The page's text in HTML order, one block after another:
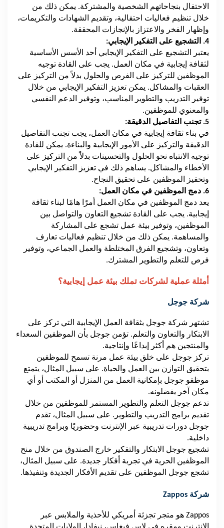
الاحتفال بنجاحاتهم الشخصية والمشتركة. يمكن ذلك من
خلال تنظيم فعاليات احتفالية، وتقديم الشهادات والتكريمات،
وإظهار الفخر والاعتزاز بالإنجازات المحققة.
4. التشجيع على التفكير الإيجابي:
يعتبر التشجيع على التفكير الإيجابي أحد الأسس الأساسية
لثقافة إيجابية في مكان العمل. يجب على القادة توجيه
الموظفين للتركيز على الفرص والحلول بدلاً من التركيز على
العقبات والمشاكل. يمكن تعزيز التفكير الإيجابي من خلال
توفير التدريب والتطوير المناسب، وتوفير الدعم النفسي
والمعنوي للموظفين.
5. تجنب التفاصيل الدقيقة:
في بناء ثقافة إيجابية في مكان العمل، يجب تجنب التفاصيل
الدقيقة والتركيز على الأمور الإيجابية والبناءة. يمكن للقادة
توجيه الانتباه نحو الحلول والتحسينات بدلاً من التركيز على
الأخطاء والمشاكل. يساهم ذلك في تعزيز التفكير الإيجابي
وتحفيز الموظفين على تحقيق النجاح.
6. دمج الموظفين في مكان العمل:
يعد دمج الموظفين في مكان العمل أمرًا هامًا لبناء ثقافة
إيجابية. يجب على القادة تشجيع التعاون والتواصل بين
الموظفين، وتوفير بيئة عمل تشجع على المشاركة
والمساهمة. يمكن ذلك من خلال تنظيم فعاليات تعارف
وتعاون، وتشجيع الفرق المختلطة والعمل الجماعي، وتوفير
فرص للتعلم والتطوير المشترك.
أمثلة عملية لشركات تملك بيئة عمل إيجابية؟
شركة جوجل
تشتهر شركة جوجل بثقافة العمل الإيجابية التي تركز على
الابتكار والتعاون والتعلم. تؤمن جوجل بأن الموظفين السعداء
والمنتجين هم أكثر إبداعًا وإنتاجية.
تركز جوجل على خلق بيئة عمل مرنة تسمح للموظفين
بتحقيق التوازن بين العمل والحياة. على سبيل المثال، يتمتع
موظفو جوجل بإمكانية العمل من المنزل أو المكتب أو أي
مكان آخر يفضلونه.
تدعم جوجل التعلم والتطوير المستمر للموظفين من خلال
تقديم برامج التدريب والتطوير. على سبيل المثال، تقدم
جوجل دورات تدريبية عبر الإنترنت وحضوريًا وبرامج تدريبية
داخلية.
تشجيع جوجل الابتكار والتفكير خارج الصندوق من خلال منح
الموظفين الحرية في تجربة أفكار جديدة. على سبيل المثال،
تشجع جوجل الموظفين على تقديم الأفكار الجديدة وتنفيذها.
شركة Zappos
Zappos هو متجر تجزئة أمريكي للأحذية والملابس عبر